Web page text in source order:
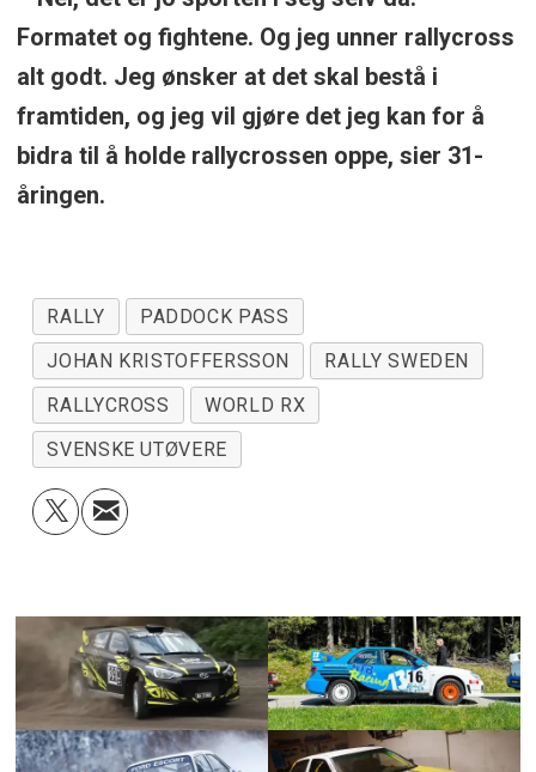
Formatet og fightene. Og jeg unner rallycross
alt godt. Jeg ønsker at det skal bestå i
framtiden, og jeg vil gjøre det jeg kan for å
bidra til å holde rallycrossen oppe, sier 31-
åringen.
RALLY
PADDOCK PASS
JOHAN KRISTOFFERSSON
RALLY SWEDEN
RALLYCROSS
WORLD RX
SVENSKE UTØVERE